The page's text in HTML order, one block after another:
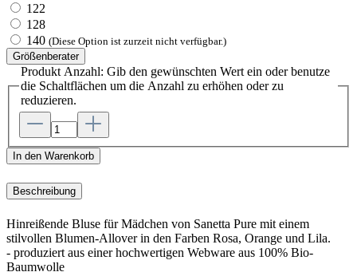
122
128
140 (Diese Option ist zurzeit nicht verfügbar.)
Größenberater
Produkt Anzahl: Gib den gewünschten Wert ein oder benutze
die Schaltflächen um die Anzahl zu erhöhen oder zu
reduzieren.
In den Warenkorb
Beschreibung
Hinreißende Bluse für Mädchen von Sanetta Pure mit einem
stilvollen Blumen-Allover in den Farben Rosa, Orange und Lila.
- produziert aus einer hochwertigen Webware aus 100% Bio-
Baumwolle